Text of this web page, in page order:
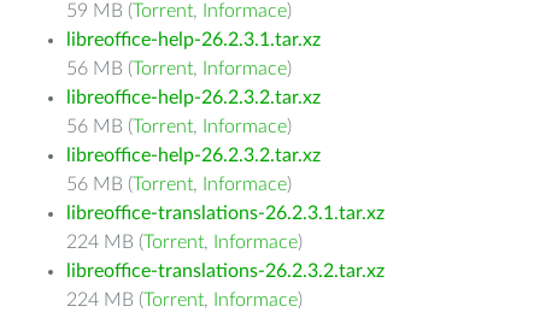
59 MB (Torrent, Informace)
libreoffice-help-26.2.3.1.tar.xz
56 MB (Torrent, Informace)
libreoffice-help-26.2.3.2.tar.xz
56 MB (Torrent, Informace)
libreoffice-help-26.2.3.2.tar.xz
56 MB (Torrent, Informace)
libreoffice-translations-26.2.3.1.tar.xz
224 MB (Torrent, Informace)
libreoffice-translations-26.2.3.2.tar.xz
224 MB (Torrent, Informace)